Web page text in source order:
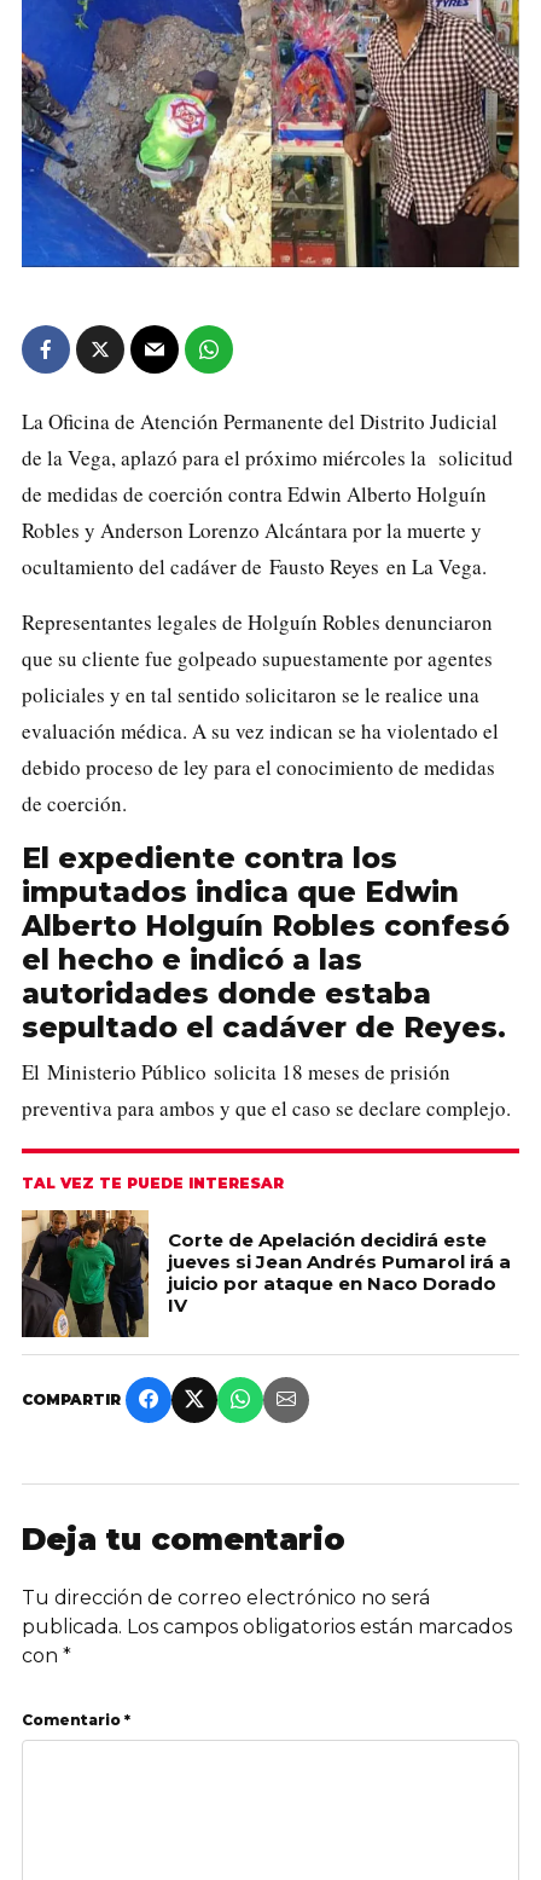
La Oficina de Atención Permanente del Distrito Judicial
de la Vega, aplazó para el próximo miércoles la solicitud
de medidas de coerción contra Edwin Alberto Holguín
Robles y Anderson Lorenzo Alcántara por la muerte y
ocultamiento del cadáver de Fausto Reyes en La Vega.
Representantes legales de Holguín Robles denunciaron
que su cliente fue golpeado supuestamente por agentes
policiales y en tal sentido solicitaron se le realice una
evaluación médica. A su vez indican se ha violentado el
debido proceso de ley para el conocimiento de medidas
de coerción.
El expediente contra los
imputados indica que Edwin
Alberto Holguín Robles confesó
el hecho e indicó a las
autoridades donde estaba
sepultado el cadáver de Reyes.
El Ministerio Público solicita 18 meses de prisión
preventiva para ambos y que el caso se declare complejo.
TAL VEZ TE PUEDE INTERESAR
Corte de Apelación decidirá este
jueves si Jean Andrés Pumarol irá a
juicio por ataque en Naco Dorado
IV
COMPARTIR
Deja tu comentario
Tu dirección de correo electrónico no será
publicada. Los campos obligatorios están marcados
con *
Comentario *